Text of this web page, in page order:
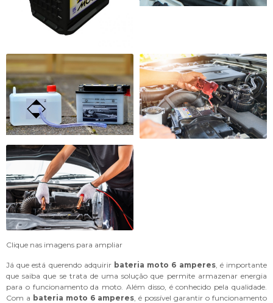
Clique nas imagens para ampliar
Já que está querendo adquirir bateria moto 6 amperes, é importante
que saiba que se trata de uma solução que permite armazenar energia
para o funcionamento da moto. Além disso, é conhecido pela qualidade.
Com a bateria moto 6 amperes , é possível garantir o funcionamento